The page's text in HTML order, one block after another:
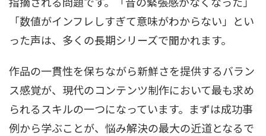
「数値がインフレしすぎて意味がわからない」とい
った声は、多くの長期シリーズで聞かれます。
作品の一貫性を保ちながら新鮮さを提供するバラン
ス感覚が、現代のコンテンツ制作において最も求め
られるスキルの一つになっています。まずは成功事
例から学ぶことが、悩み解決の最大の近道となるで